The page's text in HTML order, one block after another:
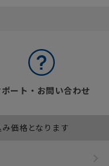
ート・お問い合わせ
価格となります